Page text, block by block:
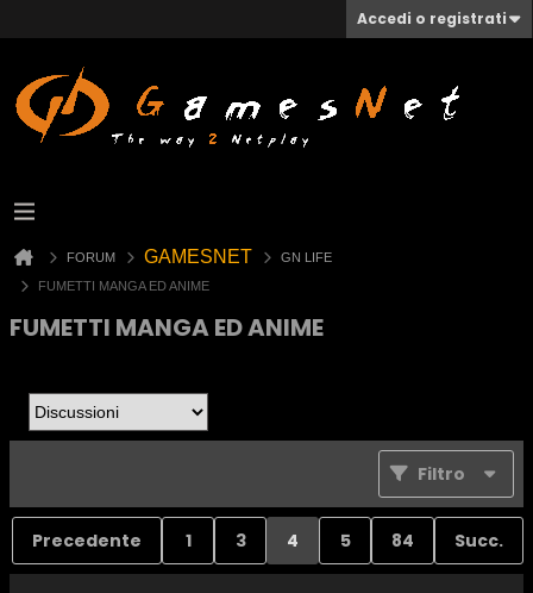
Accedi o registrati
FORUM GAMESNET
GN LIFE
FUMETTI MANGA ED ANIME
FUMETTI MANGA ED ANIME
Filtro
Precedente 1 3 4 5 84 Succ.